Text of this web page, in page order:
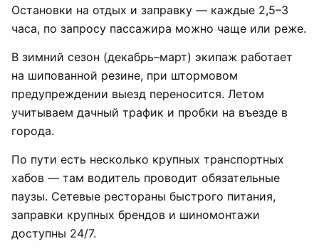
Остановки на отдых и заправку — каждые 2,5–3
часа, по запросу пассажира можно чаще или реже.
В зимний сезон (декабрь–март) экипаж работает
на шипованной резине, при штормовом
предупреждении выезд переносится. Летом
учитываем дачный трафик и пробки на въезде в
города.
По пути есть несколько крупных транспортных
хабов — там водитель проводит обязательные
паузы. Сетевые рестораны быстрого питания,
заправки крупных брендов и шиномонтажи
доступны 24/7.